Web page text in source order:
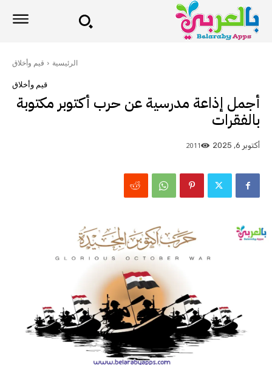
الرئيسية قيم وأخلاق
قيم وأخلاق
أجمل إذاعة مدرسية عن حرب أكتوبر مكتوبة
بالفقرات
أكتوبر 6, 2025 2011